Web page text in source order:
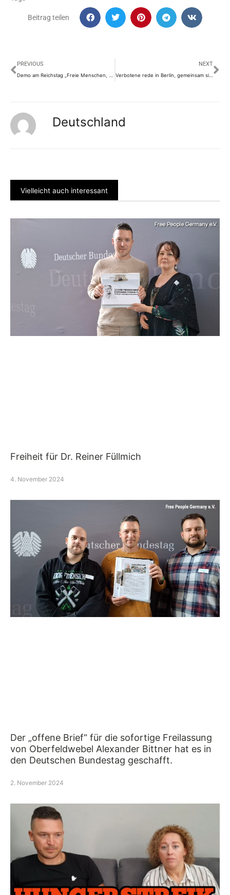
Beitrag teilen
Prev
PREVIOUS
Demo am Reichstag „Freie Menschen, vereint euch jetzt! Nein zu Impfpflicht, nein zum Krieg!
NEXT
Verbotene rede in Berlin, gemeinsam sind wir stark!
Deutschland
Vielleicht auch interessant
Freiheit für Dr. Reiner Füllmich
4. November 2024
Der „offene Brief“ für die sofortige Freilassung
von Oberfeldwebel Alexander Bittner hat es in
den Deutschen Bundestag geschafft.
2. November 2024